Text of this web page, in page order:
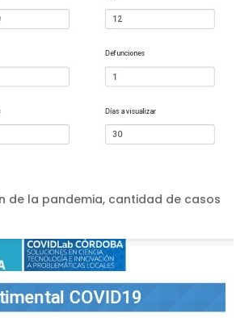
de la pandemia, cantidad de casos